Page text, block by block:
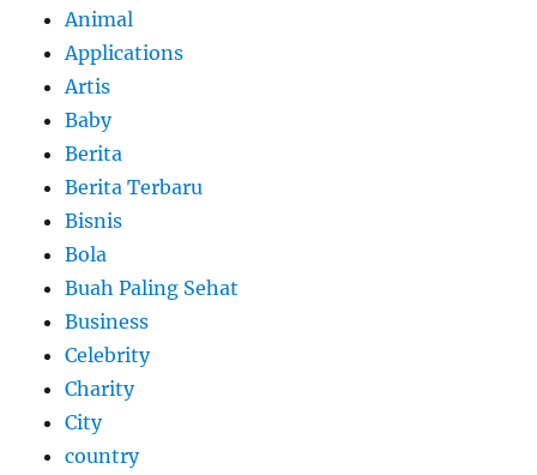
Animal
Applications
Artis
Baby
Berita
Berita Terbaru
Bisnis
Bola
Buah Paling Sehat
Business
Celebrity
Charity
City
country